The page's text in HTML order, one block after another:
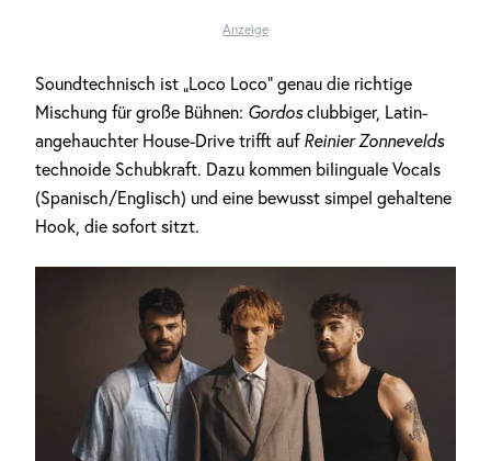
Anzeige
Soundtechnisch ist „Loco Loco“ genau die richtige
Mischung für große Bühnen: Gordosclubbiger, Latin-
angehauchter House-Drive trifft auf Reinier Zonnevelds
technoide Schubkraft. Dazu kommen bilinguale Vocals
(Spanisch/Englisch) und eine bewusst simpel gehaltene
Hook, die sofort sitzt.